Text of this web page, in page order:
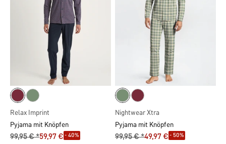
Relax Imprint
Pyjama mit Knöpfen
99,95 € *59,97 € - 40%
Nightwear Xtra
Pyjama mit Knöpfen
99,95 € *49,97 € - 50%